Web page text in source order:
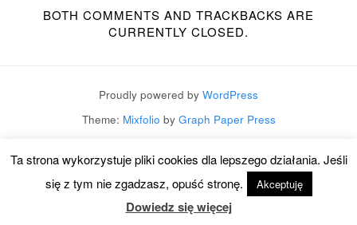
BOTH COMMENTS AND TRACKBACKS ARE
CURRENTLY CLOSED.
Proudly powered by WordPress
Theme: Mixfolio by Graph Paper Press
Ta strona wykorzystuje pliki cookies dla lepszego działania. Jeśli
się z tym nie zgadzasz, opuść stronę.
Akceptuję
Dowiedz się więcej